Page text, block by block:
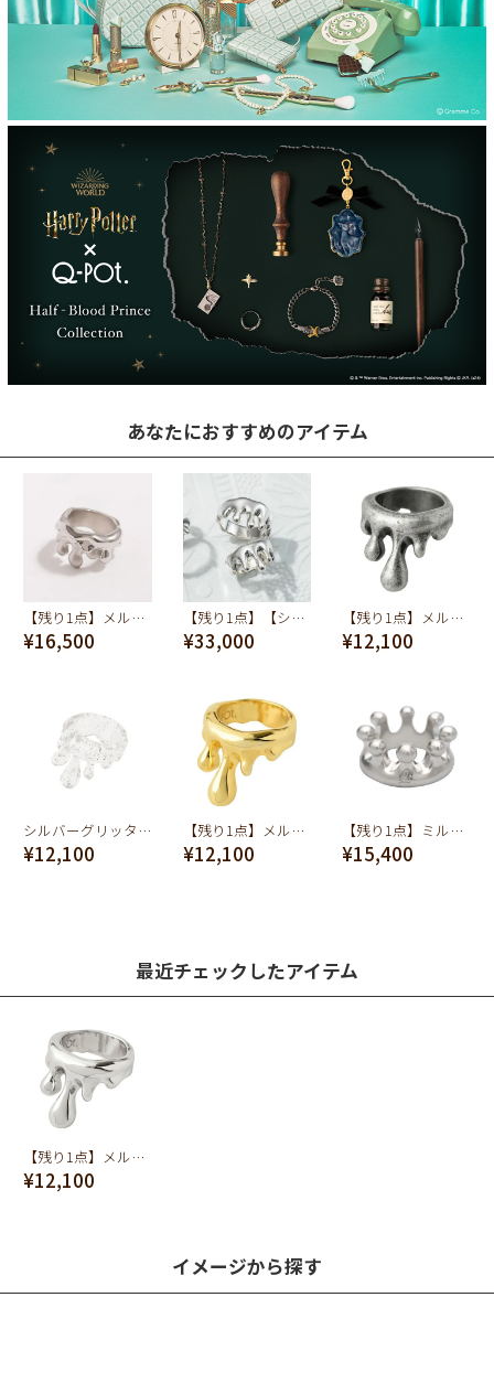
あなたにおすすめのアイテム
【残り1点】メルティーメルト リング(シルバー×マットシルバー)
¥16,500
【残り1点】【シルバー925】メルト リング
¥33,000
【残り1点】メルトリング(アンティークシルバー)
¥12,100
シルバーグリッター メルト リング
¥12,100
【残り1点】メルトリング(ゴールド)
¥12,100
【残り1点】ミルククラウン リング (シルバー)
¥15,400
最近チェックしたアイテム
【残り1点】メルトリング(シルバー)
¥12,100
イメージから探す